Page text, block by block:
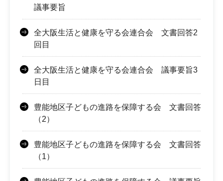
議事要旨
全大阪生活と健康を守る会連合会 文書回答2
回目
全大阪生活と健康を守る会連合会 議事要旨3
日目
豊能地区子どもの進路を保障する会 文書回答
（2）
豊能地区子どもの進路を保障する会 文書回答
（1）